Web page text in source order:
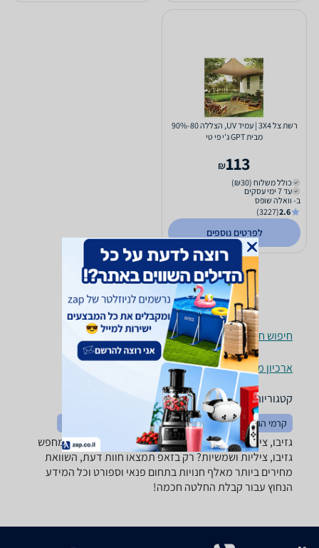
רשת צל 3X4 | עמיד UV, הצללה 90%-80
מבית GPT ג'י פי טי
113
₪
כולל משלוח (₪30)
עד 7 ימי עסקים
ב- וואלה שופס
2.6
(3227)
לפרטים נוספים
חיפוש חנויות גזיבו, ציליות ושמשיות לפי עיר
ארכיון מוצרים
קטגוריות משלימות
קרמי הגנה ושיזוף מחסנים וארונות שירות
גזיבו, ציליות ושמשיות ‏Gpt ‏4x3 ‏מטר -נמצאו 3 מוצרים. מחפש
גזיבו, ציליות ושמשיות? רק בזאפ תמצאו חוות דעת, השוואת
מחירים ביותר מאלף חנויות בתחום פנאי וספורט וכל המידע
הנחוץ עבור קבלת החלטה חכמה!